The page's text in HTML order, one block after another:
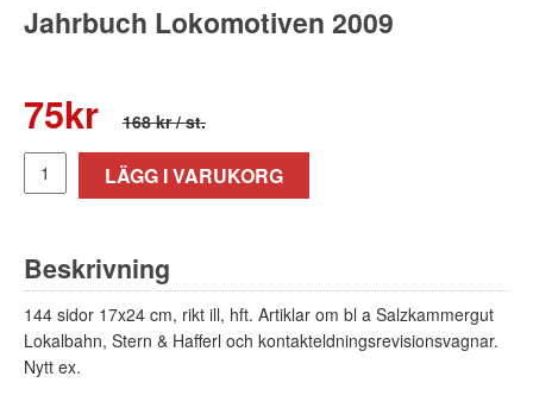
Jahrbuch Lokomotiven 2009
75kr 168 kr/ st.
LÄGG I VARUKORG
Beskrivning
144 sidor 17x24 cm, rikt ill, hft. Artiklar om bl a Salzkammergut
Lokalbahn, Stern & Hafferl och kontakteldningsrevisionsvagnar.
Nytt ex.